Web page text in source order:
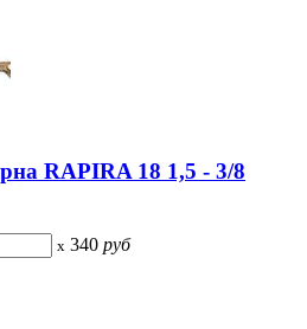
RAPIRA 18 1,5 - 3/8
x 340 руб